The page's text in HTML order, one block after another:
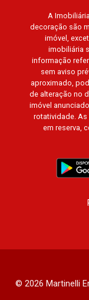
A
decoração são
imóvel,
imobiliária
informação
sem aviso
aproximado,
de alteração no
imóvel
rotatividade.
em reserva,
© 2026 Martinelli